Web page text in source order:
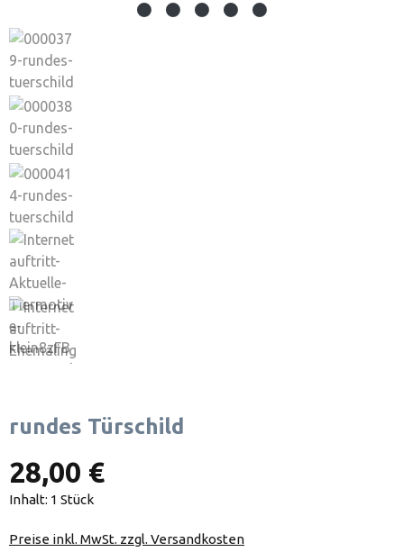
rundes Türschild
28,00 €
Inhalt: 1 Stück
Preise inkl. MwSt. zzgl. Versandkosten